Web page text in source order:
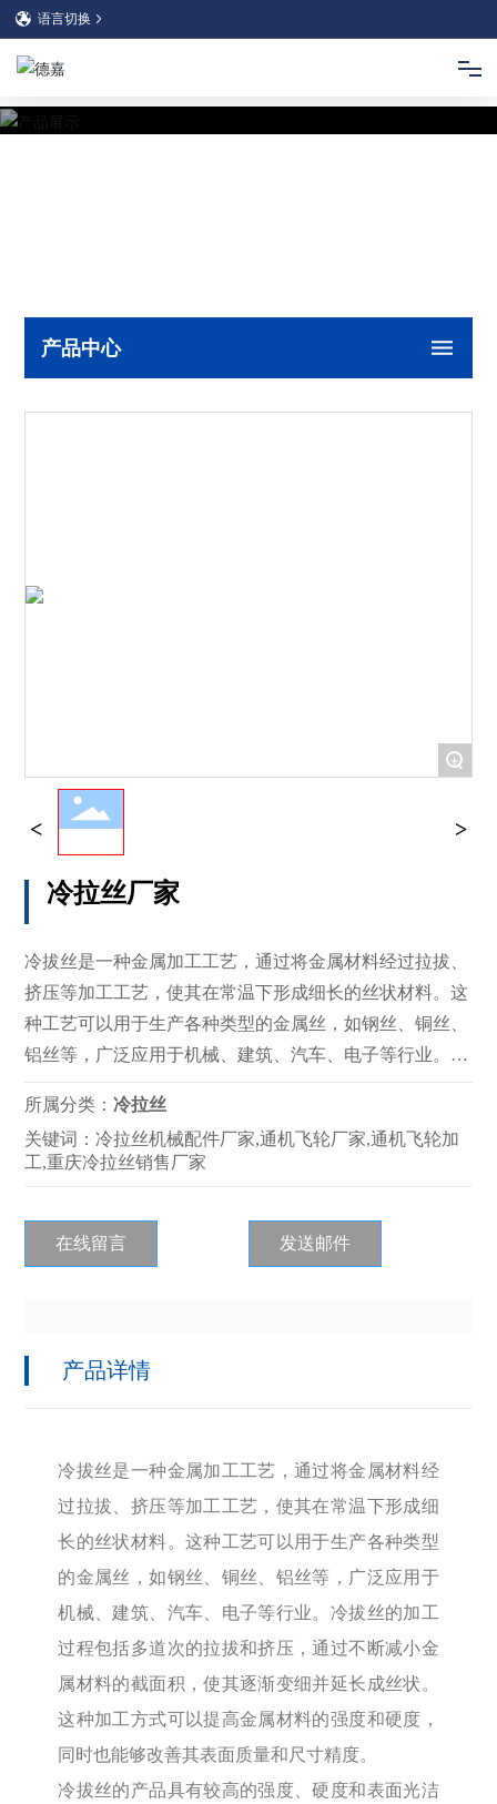
语言切换
网站首页
产品中心
+
冷拉丝厂家
冷拔丝是一种金属加工工艺，通过将金属材料经过拉拔、
挤压等加工工艺，使其在常温下形成细长的丝状材料。这
种工艺可以用于生产各种类型的金属丝，如钢丝、铜丝、
铝丝等，广泛应用于机械、建筑、汽车、电子等行业。冷
拔丝的加工过程包括多道次的拉拔和挤压，通过不断减小
金属材料的截面积，使其逐渐变细并延长成丝状。这种加
工方式可以提高金属材料的强度和硬度，同时也能够改善
所属分类：冷拉丝
关键词：冷拉丝机械配件厂家,通机飞轮厂家,通机飞轮加
工,重庆冷拉丝销售厂家
在线留言 发送邮件
产品详情
冷拔丝是一种金属加工工艺，通过将金属材料经
过拉拔、挤压等加工工艺，使其在常温下形成细
长的丝状材料。这种工艺可以用于生产各种类型
的金属丝，如钢丝、铜丝、铝丝等，广泛应用于
机械、建筑、汽车、电子等行业。冷拔丝的加工
过程包括多道次的拉拔和挤压，通过不断减小金
属材料的截面积，使其逐渐变细并延长成丝状。
这种加工方式可以提高金属材料的强度和硬度，
同时也能够改善其表面质量和尺寸精度。
冷拔丝的产品具有较高的强度、硬度和表面光洁